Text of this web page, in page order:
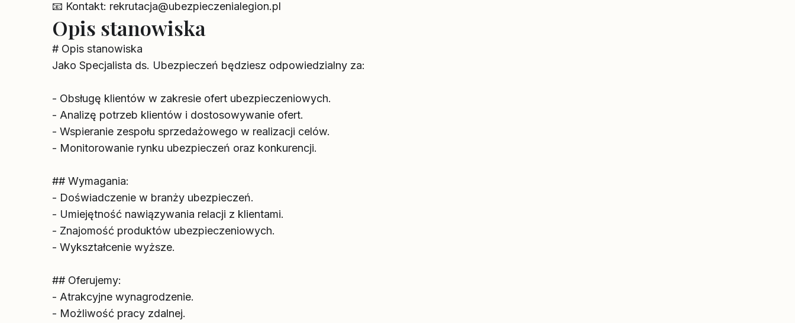
📧 Kontakt: rekrutacja@ubezpieczenialegion.pl
Opis stanowiska
# Opis stanowiska
Jako Specjalista ds. Ubezpieczeń będziesz odpowiedzialny za:
- Obsługę klientów w zakresie ofert ubezpieczeniowych.
- Analizę potrzeb klientów i dostosowywanie ofert.
- Wspieranie zespołu sprzedażowego w realizacji celów.
- Monitorowanie rynku ubezpieczeń oraz konkurencji.
## Wymagania:
- Doświadczenie w branży ubezpieczeń.
- Umiejętność nawiązywania relacji z klientami.
- Znajomość produktów ubezpieczeniowych.
- Wykształcenie wyższe.
## Oferujemy:
- Atrakcyjne wynagrodzenie.
- Możliwość pracy zdalnej.